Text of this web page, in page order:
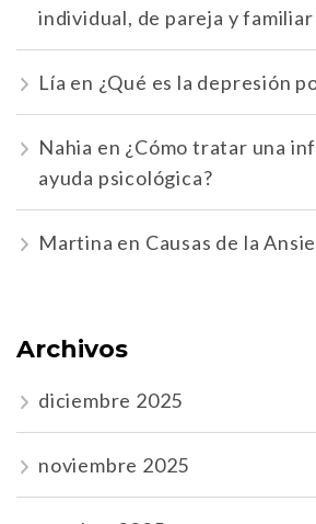
individual, de pareja y familiar
Lía en ¿Qué es la depresión
Nahia en ¿Cómo tratar una
ayuda psicológica?
Martina en Causas de la
Archivos
diciembre 2025
noviembre 2025